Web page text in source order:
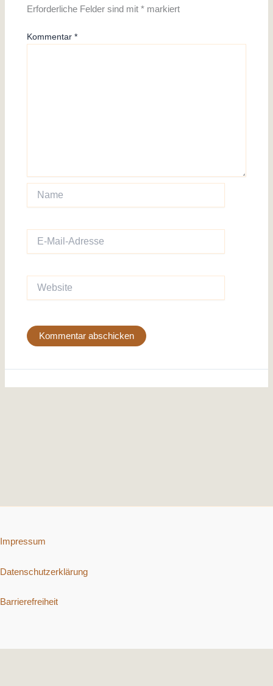
Erforderliche Felder sind mit* markiert
Kommentar*
Name
Mail-
Impressum
Datenschutzerklärung
Barrierefreiheit